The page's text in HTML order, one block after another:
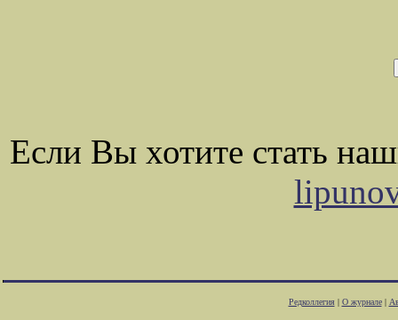
Если Вы хотите стать
Редколлегия| О журнале|